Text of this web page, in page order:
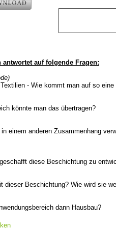
antwortet auf folgende Fragen:
- Wie kommt man auf so eine
könnte man das übertragen?
einem anderen Zusammenhang
diese Beschichtung zu
dieser Beschichtung? Wie wird sie
dann Hausbau?